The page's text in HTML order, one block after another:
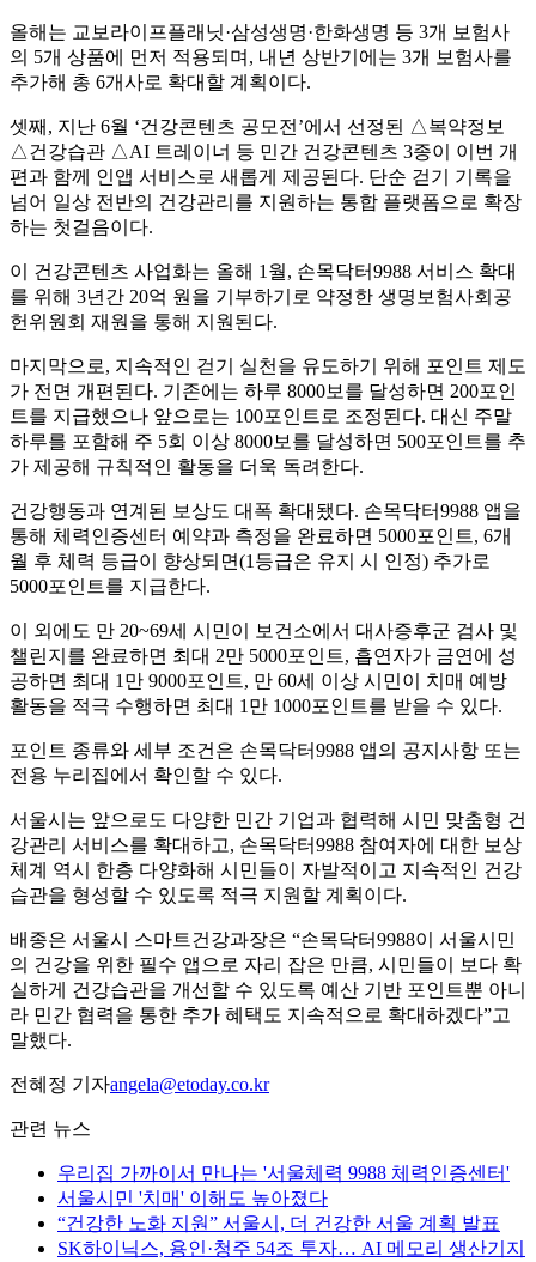
올해는 교보라이프플래닛·삼성생명·한화생명 등 3개 보험사
의 5개 상품에 먼저 적용되며, 내년 상반기에는 3개 보험사를
추가해 총 6개사로 확대할 계획이다.
셋째, 지난 6월 ‘건강콘텐츠 공모전’에서 선정된 △복약정보
△건강습관 △AI 트레이너 등 민간 건강콘텐츠 3종이 이번 개
편과 함께 인앱 서비스로 새롭게 제공된다. 단순 걷기 기록을
넘어 일상 전반의 건강관리를 지원하는 통합 플랫폼으로 확장
하는 첫걸음이다.
이 건강콘텐츠 사업화는 올해 1월, 손목닥터9988 서비스 확대
를 위해 3년간 20억 원을 기부하기로 약정한 생명보험사회공
헌위원회 재원을 통해 지원된다.
마지막으로, 지속적인 걷기 실천을 유도하기 위해 포인트 제도
가 전면 개편된다. 기존에는 하루 8000보를 달성하면 200포인
트를 지급했으나 앞으로는 100포인트로 조정된다. 대신 주말
하루를 포함해 주 5회 이상 8000보를 달성하면 500포인트를 추
가 제공해 규칙적인 활동을 더욱 독려한다.
건강행동과 연계된 보상도 대폭 확대됐다. 손목닥터9988 앱을
통해 체력인증센터 예약과 측정을 완료하면 5000포인트, 6개
월 후 체력 등급이 향상되면(1등급은 유지 시 인정) 추가로
5000포인트를 지급한다.
이 외에도 만 20~69세 시민이 보건소에서 대사증후군 검사 및
챌린지를 완료하면 최대 2만 5000포인트, 흡연자가 금연에 성
공하면 최대 1만 9000포인트, 만 60세 이상 시민이 치매 예방
활동을 적극 수행하면 최대 1만 1000포인트를 받을 수 있다.
포인트 종류와 세부 조건은 손목닥터9988 앱의 공지사항 또는
전용 누리집에서 확인할 수 있다.
서울시는 앞으로도 다양한 민간 기업과 협력해 시민 맞춤형 건
강관리 서비스를 확대하고, 손목닥터9988 참여자에 대한 보상
체계 역시 한층 다양화해 시민들이 자발적이고 지속적인 건강
습관을 형성할 수 있도록 적극 지원할 계획이다.
배종은 서울시 스마트건강과장은 “손목닥터9988이 서울시민
의 건강을 위한 필수 앱으로 자리 잡은 만큼, 시민들이 보다 확
실하게 건강습관을 개선할 수 있도록 예산 기반 포인트뿐 아니
라 민간 협력을 통한 추가 혜택도 지속적으로 확대하겠다”고
말했다.
전혜정 기자angela@etoday.co.kr
관련 뉴스
우리집 가까이서 만나는 '서울체력 9988 체력인증센터'
서울시민 '치매' 이해도 높아졌다
“건강한 노화 지원” 서울시, 더 건강한 서울 계획 발표
SK하이닉스, 용인·청주 54조 투자… AI 메모리 생산기지